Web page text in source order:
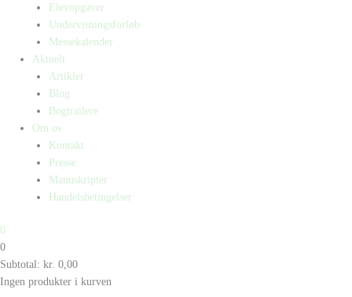
Elevopgaver
Undervisningsforløb
Messekalender
Aktuelt
Artikler
Blog
Bogtrailere
Om os
Kontakt
Presse
Manuskripter
Handelsbetingelser
0
0
Subtotal: kr. 0,00
Ingen produkter i kurven